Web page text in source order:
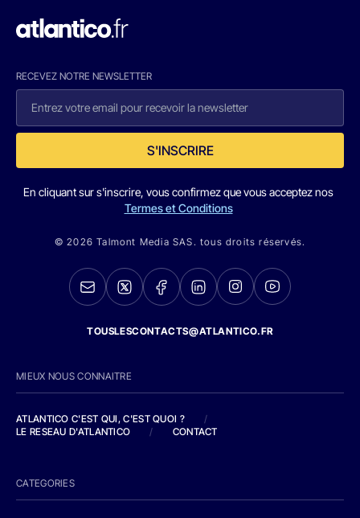
RECEVEZ NOTRE NEWSLETTER
S'INSCRIRE
En cliquant sur s'inscrire, vous confirmez que vous acceptez nos
Termes et Conditions
© 2026 Talmont Media SAS. tous droits réservés.
TOUSLESCONTACTS@ATLANTICO.FR
MIEUX NOUS CONNAITRE
ATLANTICO C'EST QUI, C'EST QUOI ?
/
LE RESEAU D'ATLANTICO
/ CONTACT
CATEGORIES